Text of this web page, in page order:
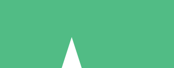
5 Descargas